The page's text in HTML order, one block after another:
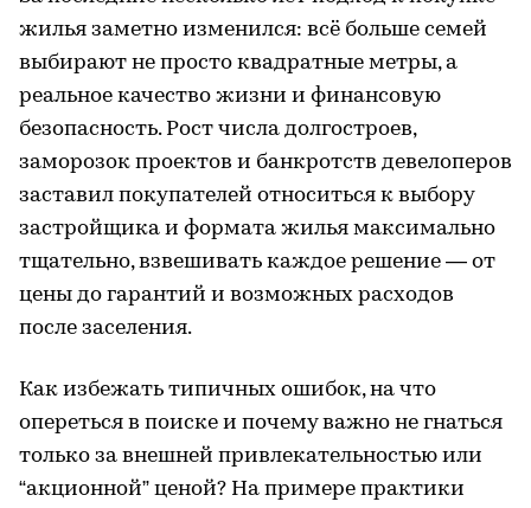
жилья заметно изменился: всё больше семей
выбирают не просто квадратные метры, а
реальное качество жизни и финансовую
безопасность. Рост числа долгостроев,
заморозок проектов и банкротств девелоперов
заставил покупателей относиться к выбору
застройщика и формата жилья максимально
тщательно, взвешивать каждое решение — от
цены до гарантий и возможных расходов
после заселения.
Как избежать типичных ошибок, на что
опереться в поиске и почему важно не гнаться
только за внешней привлекательностью или
“акционной” ценой? На примере практики